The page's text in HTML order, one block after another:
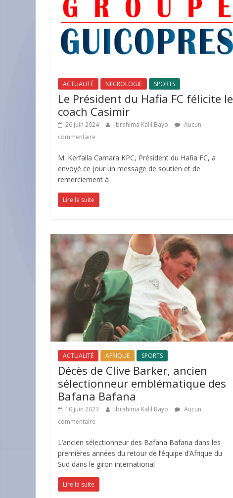
ACTUALITÉ NECROLOGIE SPORTS
Le Président du Hafia FC félicite le
coach Casimir
26 juin 2024 Ibrahima Kalil Bayo
Aucun
commentaire
M. Kerfalla Camara KPC, Président du Hafia FC, a
envoyé ce jour un message de soutien et de
remerciement à
Lire la suite
ACTUALITÉ AFRIQUE SPORTS
Décès de Clive Barker, ancien
sélectionneur emblématique des
Bafana Bafana
10 juin 2023 Ibrahima Kalil Bayo
Aucun
commentaire
L’ancien sélectionneur des Bafana Bafana dans les
premières années du retour de l’équipe d’Afrique du
Sud dans le giron international
Lire la suite